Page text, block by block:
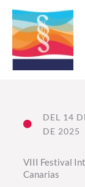
contenido
DEL 14
DE 2025
VIII Festival
Canarias